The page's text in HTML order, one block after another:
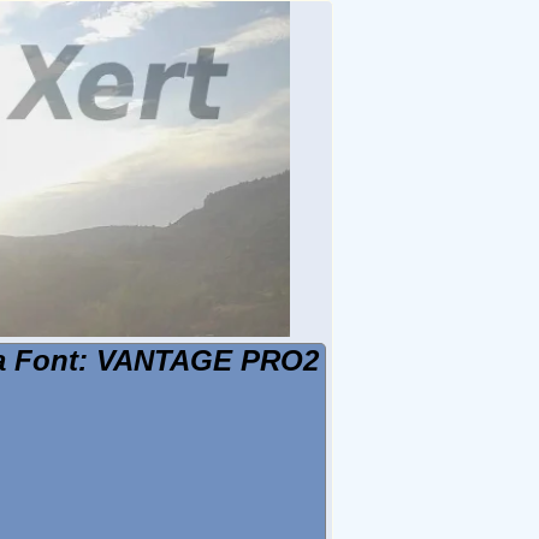
VANTAGE PRO2